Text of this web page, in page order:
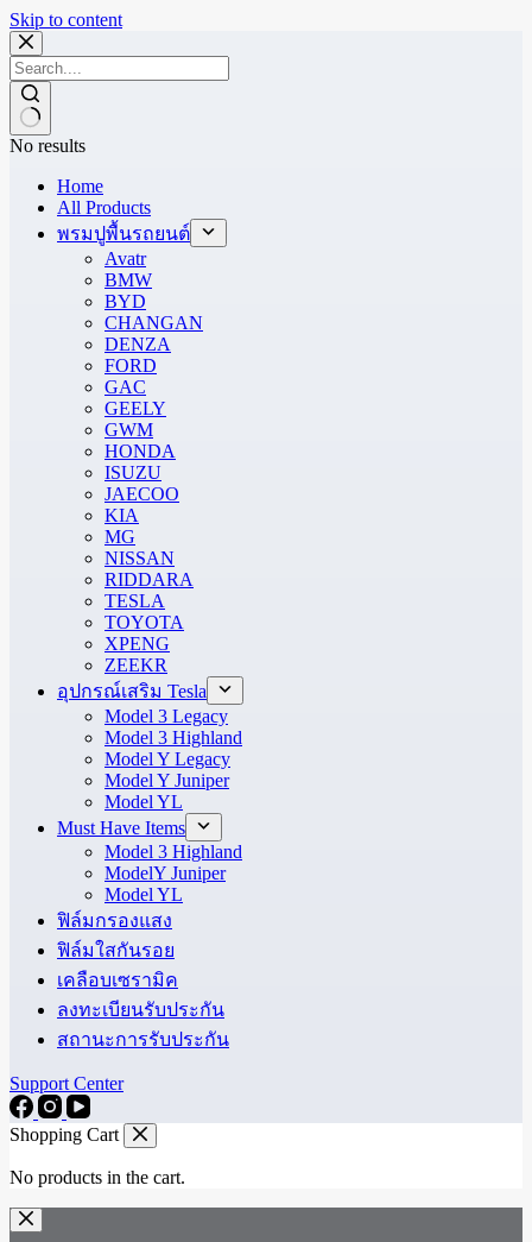
Skip to content
No results
Home
All Products
พรมปูพื้นรถยนต์
Avatr
BMW
BYD
CHANGAN
DENZA
FORD
GAC
GEELY
GWM
HONDA
ISUZU
JAECOO
KIA
MG
NISSAN
RIDDARA
TESLA
TOYOTA
XPENG
ZEEKR
อุปกรณ์เสริม Tesla
Model 3 Legacy
Model 3 Highland
Model Y Legacy
Model Y Juniper
Model YL
Must Have Items
Model 3 Highland
ModelY Juniper
Model YL
ฟิล์มกรองแสง
ฟิล์มใสกันรอย
เคลือบเซรามิค
ลงทะเบียนรับประกัน
สถานะการรับประกัน
Support Center
Shopping Cart
No products in the cart.